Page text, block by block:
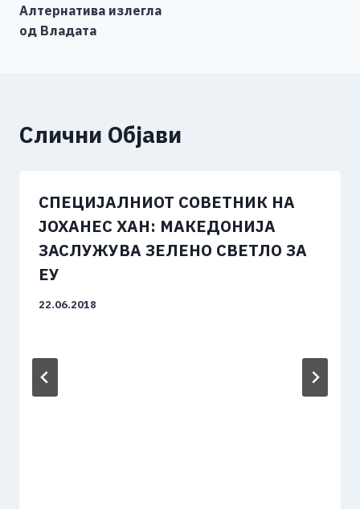
Алтернатива излегла
од Владата
Слични Објави
СПЕЦИЈАЛНИОТ СОВЕТНИК НА
ЈОХАНЕС ХАН: МАКЕДОНИЈА
ЗАСЛУЖУВА ЗЕЛЕНО СВЕТЛО ЗА
ЕУ
22.06.2018